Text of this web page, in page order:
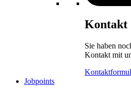
Kontakt
Sie haben
Kontakt mit
Jobpoints